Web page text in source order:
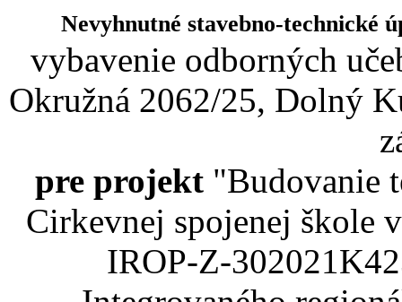
Nevyhnutné stavebno-technické
vybavenie odborných
Okružná 2062/25, Dolný
pre projekt "Budovanie
Cirkevnej spojenej
IROP-Z-